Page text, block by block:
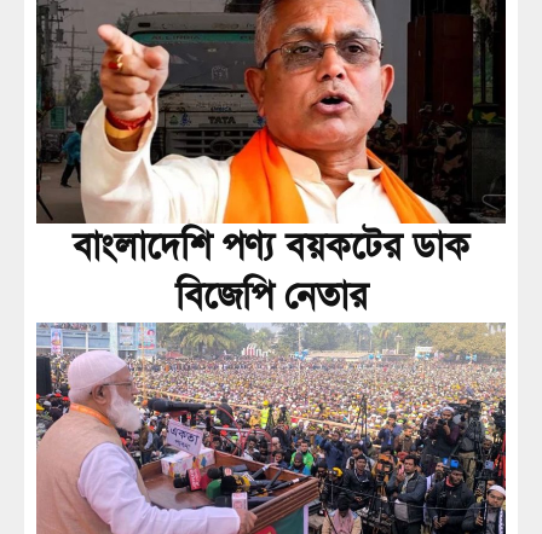
বাংলাদেশি পণ্য বয়কটের ডাক
বিজেপি নেতার